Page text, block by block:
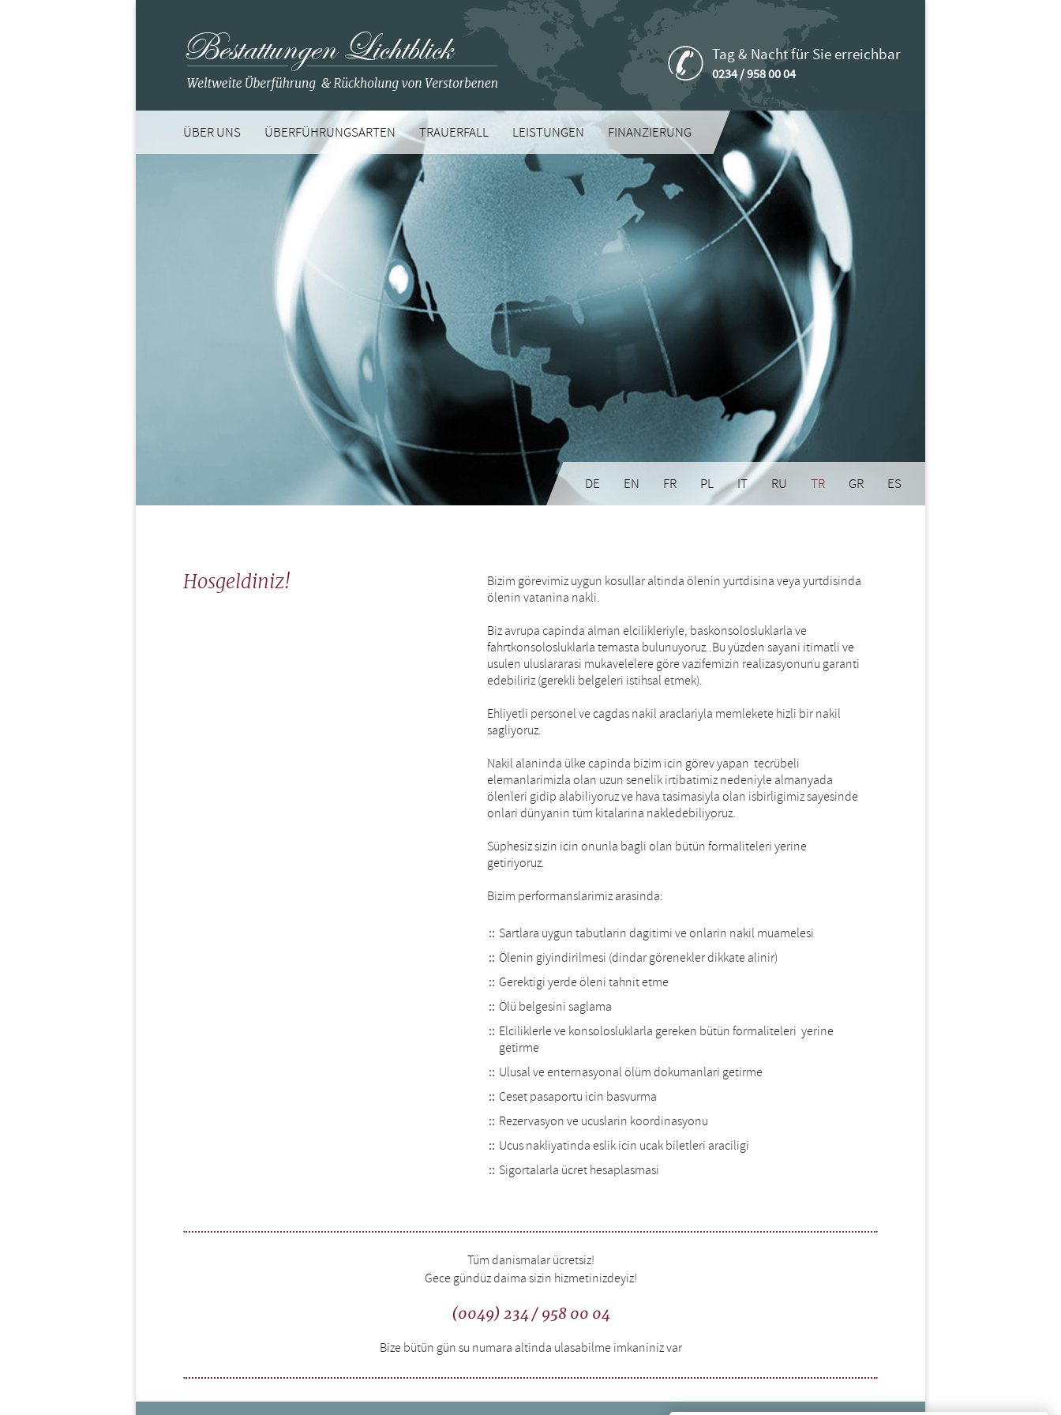
Tag & Nacht für Sie erreichbar
0234 / 958 00 04
ÜBER UNS ÜBERFÜHRUNGSARTEN TRAUERFALL LEISTUNGEN FINANZIERUNG
DE EN FR PL IT RU TR GR ES
Hosgeldiniz!
Bizim görevimiz uygun kosullar altinda ölenin yurtdisina veya yurtdisinda
ölenin vatanina nakli.
Biz avrupa capinda alman elcilikleriyle, baskonsolosluklarla ve
fahrtkonsolosluklarla temasta bulunuyoruz..Bu yüzden sayani itimatli ve
usulen uluslararasi mukavelelere göre vazifemizin realizasyonunu garanti
edebiliriz (gerekli belgeleri istihsal etmek).
Ehliyetli personel ve cagdas nakil araclariyla memlekete hizli bir nakil
sagliyoruz.
Nakil alaninda ülke capinda bizim icin görev yapan tecrübeli
elemanlarimizla olan uzun senelik irtibatimiz nedeniyle almanyada
ölenleri gidip alabiliyoruz ve hava tasimasiyla olan isbirligimiz sayesinde
onlari dünyanin tüm kitalarina nakledebiliyoruz.
Süphesiz sizin icin onunla bagli olan bütün formaliteleri yerine
getiriyoruz.
Bizim performanslarimiz arasinda:
Sartlara uygun tabutlarin dagitimi ve onlarin nakil muamelesi
Ölenin giyindirilmesi (dindar görenekler dikkate alinir)
Gerektigi yerde öleni tahnit etme
Ölü belgesini saglama
Elciliklerle ve konsolosluklarla gereken bütün formaliteleri yerine
getirme
Ulusal ve enternasyonal ölüm dokumanlari getirme
Ceset pasaportu icin basvurma
Rezervasyon ve ucuslarin koordinasyonu
Ucus nakliyatinda eslik icin ucak biletleri araciligi
Sigortalarla ücret hesaplasmasi
Tüm danismalar ücretsiz!
Gece gündüz daima sizin hizmetinizdeyiz!
(0049) 234 / 958 00 04
Bize bütün gün su numara altinda ulasabilme imkaniniz var